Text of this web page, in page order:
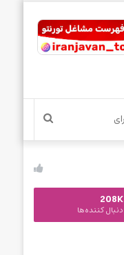
جستجو
برای
208K
دنبال کننده‌ها